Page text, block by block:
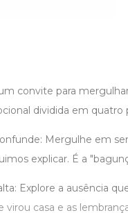
convite para
dividida em quatro
Mergulhe em
explicar. É a
Explore a ausência
virou casa e as